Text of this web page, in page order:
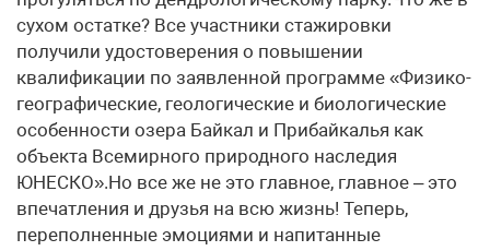
сухом остатке? Все участники стажировки
получили удостоверения о повышении
квалификации по заявленной программе «Физико-
географические, геологические и биологические
особенности озера Байкал и Прибайкалья как
объекта Всемирного природного наследия
ЮНЕСКО».Но все же не это главное, главное – это
впечатления и друзья на всю жизнь! Теперь,
переполненные эмоциями и напитанные